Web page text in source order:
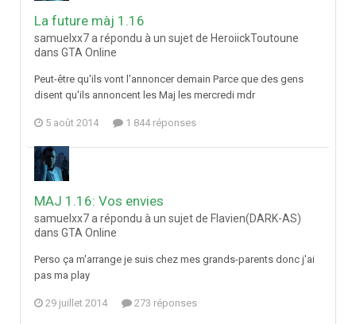
La future màj 1.16
samuelxx7 a répondu à un sujet de HeroiickToutoune
dans GTA Online
Peut-être qu'ils vont l'annoncer demain Parce que des gens
disent qu'ils annoncent les Maj les mercredi mdr
5 août 2014 1 844 réponses
MAJ 1.16: Vos envies
samuelxx7 a répondu à un sujet de Flavien(DARK-AS)
dans GTA Online
Perso ça m'arrange je suis chez mes grands-parents donc j'ai
pas ma play
29 juillet 2014 273 réponses